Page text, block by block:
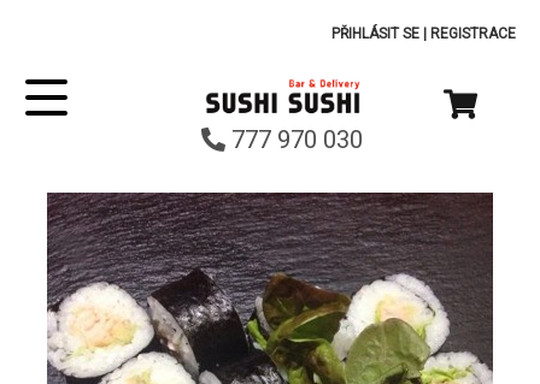
777 970 030
PŘIHLÁSIT SE REGISTRACE